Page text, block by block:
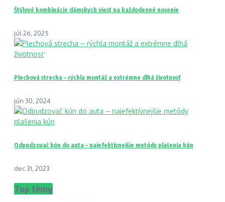
Štýlové kombinácie dámskych viest na každodenné nosenie
júl 26, 2025
Plechová strecha – rýchla montáž a extrémne dlhá životnosť
jún 30, 2024
Odpudzovač kún do auta – najefektívnejšie metódy plašenia kún
dec 31, 2023
Top témy